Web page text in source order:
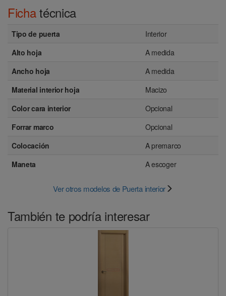
Fichatécnica
Tipo de puerta
Interior
Alto hoja
A medida
Ancho hoja
A medida
Material interior hoja
Macizo
Color cara interior
Opcional
Forrar marco
Opcional
Colocación
A premarco
Maneta
A escoger
Ver otros modelos de Puerta interior
También te podría interesar